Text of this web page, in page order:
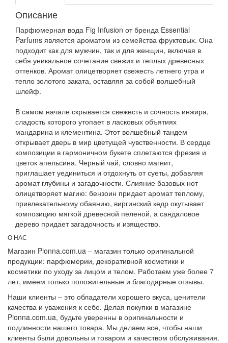
Описание
Парфюмерная вода Fig Infusion от бренда Essential
Parfums является ароматом из семейства фруктовых. Она
подходит как для мужчин, так и для женщин, включая в
себя уникальное сочетание свежих и теплых древесных
оттенков. Аромат олицетворяет свежесть летнего утра и
тепло золотого заката, оставляя за собой волшебный
шлейф.
В самом начале скрывается свежесть и сочность инжира,
сладость которого утопает в ласковых объятиях
мандарина и клементина. Этот волшебный тандем
открывает дверь в мир цветущей чувственности. В сердце
композиции в гармоничном букете сплетаются фрезия и
цветок апельсина. Черный чай, словно магнит,
приглашает уединиться и отдохнуть от суеты, добавляя
аромат глубины и загадочности. Слияние базовых нот
олицетворяет магию: бензоин придает аромат теплому,
привлекательному обаянию, виргинский кедр окутывает
композицию мягкой древесной пеленой, а сандаловое
дерево придает загадочность и изящество.
О НАС
Магазин Pionna.com.ua – магазин только оригинальной
продукции: парфюмерии, декоративной косметики и
косметики по уходу за лицом и телом. Работаем уже более 7
лет, имеем только положительные и благодарные отзывы.
Наши клиенты – это обладатели хорошего вкуса, ценители
качества и уважения к себе. Делая покупки в магазине
Pionna.com.ua, будьте уверенны в оригинальности и
подлинности нашего товара. Мы делаем все, чтобы наши
клиенты были довольны и товаром и качеством обслуживания.